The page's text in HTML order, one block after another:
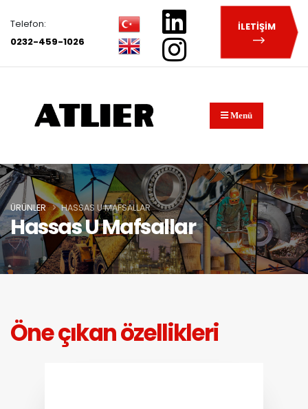
Telefon:
0232-459-1026
İLETİŞİM
Menü
Hassas U Mafsallar
ÜRÜNLER HASSAS U MAFSALLAR
Öne çıkan özellikleri